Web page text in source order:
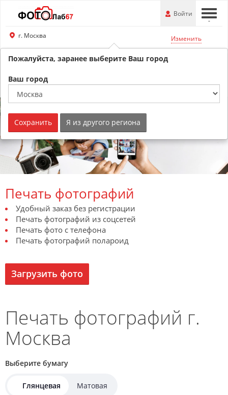
Перейти
основной
---
Войти
г. Москва Изменить
Обратный звонок
Печать фотографий
Удобный заказ без регистрации
Печать фотографий из соцсетей
Печать фото с телефона
Печать фотографий полароид
Загрузить фото
Печать фотографий г.
Москва
Выберите бумагу
Глянцевая Матовая
Пожалуйста, заранее выберите Ваш город
Ваш город
Сохранить Я из другого региона